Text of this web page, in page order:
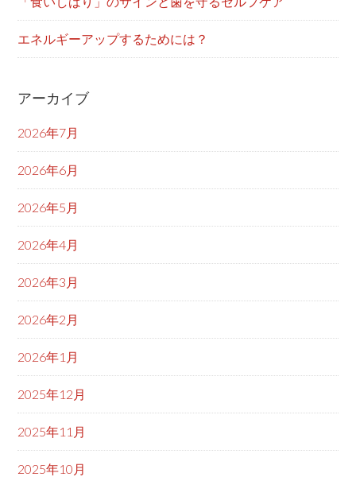
エネルギーアップするためには？
アーカイブ
2026年7月
2026年6月
2026年5月
2026年4月
2026年3月
2026年2月
2026年1月
2025年12月
2025年11月
2025年10月